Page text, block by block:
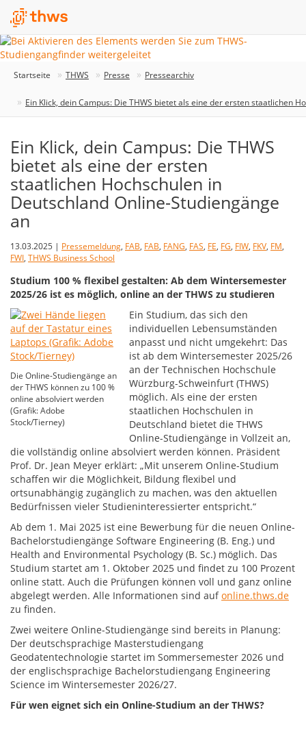
Startseite THWS Presse Pressearchiv
Ein Klick, dein Campus: Die THWS bietet als eine der ersten staatlichen
Ein Klick, dein Campus: Die THWS
bietet als eine der ersten
staatlichen Hochschulen in
Deutschland Online-Studiengänge
an
13.03.2025 | Pressemeldung, FAB, FAB, FANG, FAS, FE, FG, FIW, FKV, FM,
FWI, THWS Business School
Studium 100 % flexibel gestalten: Ab dem Wintersemester
2025/26 ist es möglich, online an der THWS zu studieren
Die Online-Studiengänge an
der THWS können zu 100 %
online absolviert werden
(Grafik: Adobe
Stock/Tierney)
Ein Studium, das sich den
individuellen Lebensumständen
anpasst und nicht umgekehrt: Das
ist ab dem Wintersemester 2025/26
an der Technischen Hochschule
Würzburg-Schweinfurt (THWS)
möglich. Als eine der ersten
staatlichen Hochschulen in
Deutschland bietet die THWS
Online-Studiengänge in Vollzeit an,
die vollständig online absolviert werden können. Präsident
Prof. Dr. Jean Meyer erklärt: „Mit unserem Online-Studium
schaffen wir die Möglichkeit, Bildung flexibel und
ortsunabhängig zugänglich zu machen, was den aktuellen
Bedürfnissen vieler Studieninteressierter entspricht.“
Ab dem 1. Mai 2025 ist eine Bewerbung für die neuen Online-
Bachelorstudiengänge Software Engineering (B. Eng.) und
Health and Environmental Psychology (B. Sc.) möglich. Das
Studium startet am 1. Oktober 2025 und findet zu 100 Prozent
online statt. Auch die Prüfungen können voll und ganz online
abgelegt werden. Alle Informationen sind aufonline.thws.de
zu finden.
Zwei weitere Online-Studiengänge sind bereits in Planung:
Der deutschsprachige Masterstudiengang
Geodatentechnologie startet im Sommersemester 2026 und
der englischsprachige Bachelorstudiengang Engineering
Science im Wintersemester 2026/27.
Für wen eignet sich ein Online-Studium an der THWS?